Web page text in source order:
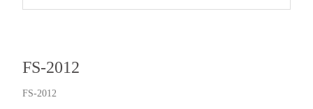
FS-2012
FS-2012